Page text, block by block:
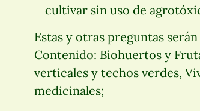
cultivar sin uso de
Estas y otras preguntas
Contenido: Biohuertos y
verticales y techos verdes,
medicinales;